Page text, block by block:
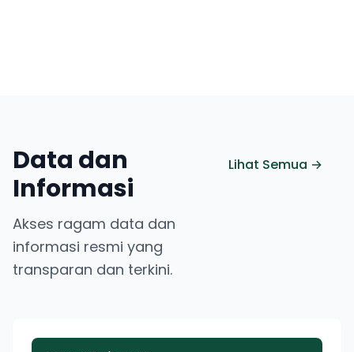
Data dan
Informasi
Akses ragam data dan
informasi resmi yang
transparan dan terkini.
Lihat Semua →